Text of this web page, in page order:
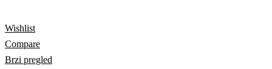
Wishlist
Compare
Brzi pregled